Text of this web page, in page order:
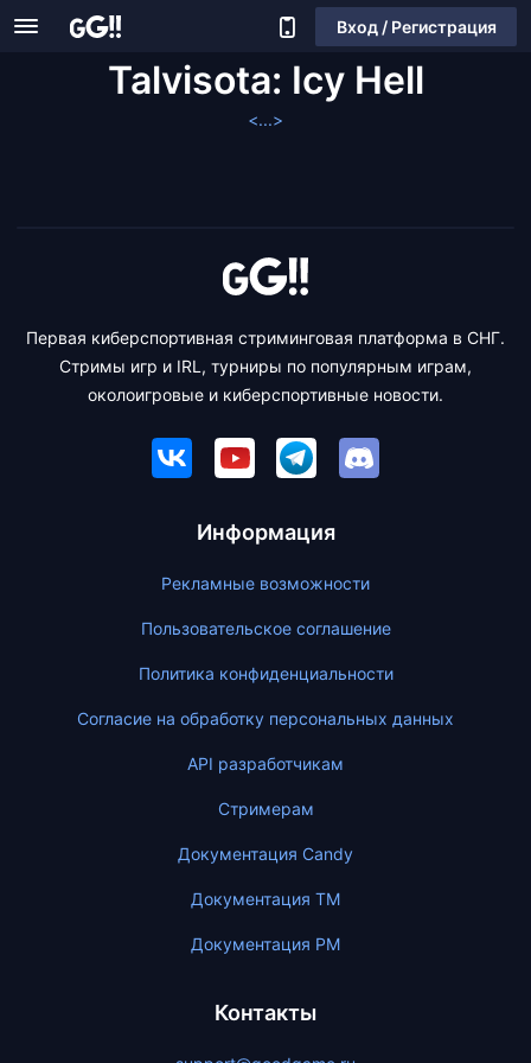
Вход / Регистрация
Talvisota: Icy Hell
<...>
Первая киберспортивная стриминговая платформа в СНГ.
Стримы игр и IRL, турниры по популярным играм,
околоигровые и киберспортивные новости.
Информация
Рекламные возможности
Пользовательское соглашение
Политика конфиденциальности
Согласие на обработку персональных данных
API разработчикам
Стримерам
Документация Candy
Документация ТМ
Документация PM
Контакты